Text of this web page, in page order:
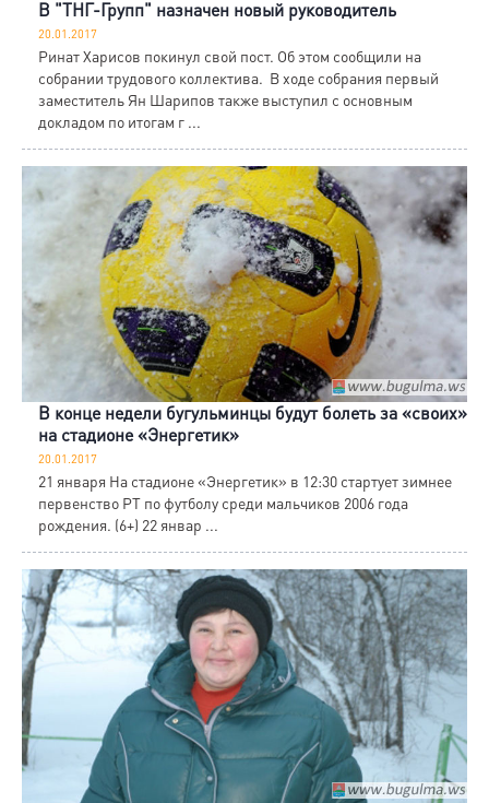
В "ТНГ-Групп" назначен новый руководитель
20.01.2017
Ринат Харисов покинул свой пост. Об этом сообщили на
собрании трудового коллектива. В ходе собрания первый
заместитель Ян Шарипов также выступил с основным
докладом по итогам г ...
В конце недели бугульминцы будут болеть за «своих»
на стадионе «Энергетик»
20.01.2017
21 января На стадионе «Энергетик» в 12:30 стартует зимнее
первенство РТ по футболу среди мальчиков 2006 года
рождения. (6+) 22 январ ...